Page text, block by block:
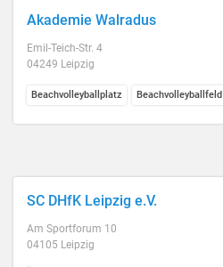
Akademie Walradus
Emil-Teich-Str. 4
04249 Leipzig
Beachvolleyballplatz Beachvolleyballfeld
SC DHfK Leipzig e.V.
Am Sportforum 10
04105 Leipzig